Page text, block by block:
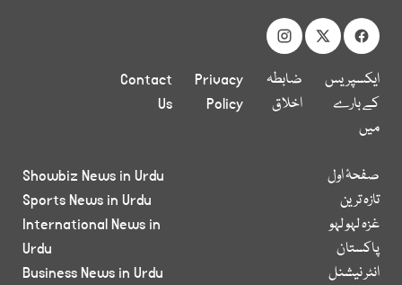
ایکسپریس
کے بارے
میں
ضابطہ
اخلاق
Privacy
Policy
Contact
Us
صفحۂ اول
تازہ ترین
غزہ لہو لہو
پاکستان
انٹر نیشنل
Showbiz News in Urdu
Sports News in Urdu
International News in
Urdu
Business News in Urdu